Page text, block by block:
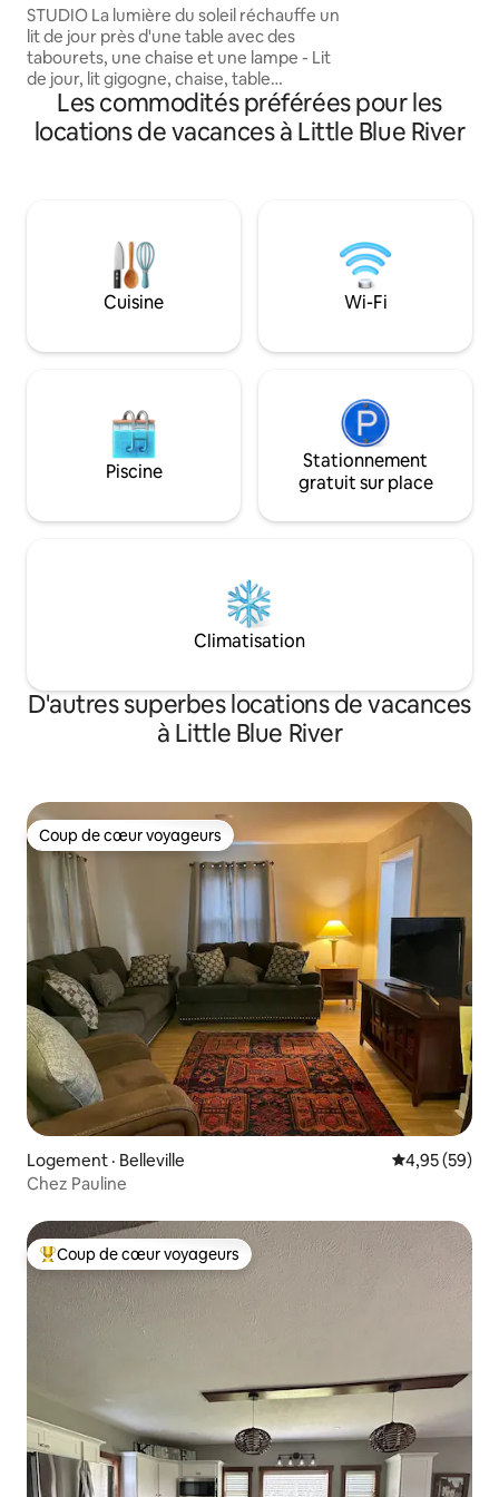
Loft parfait pour les enfants
STUDIO La lumière du soleil réchauffe un
lit de jour près d'une table avec des
tabourets, une chaise et une lampe - Lit
de jour, lit gigogne, chaise, table
d'appoint et lampe, table avec tabourets
KITCHENETTE Un réfrigérateur, des
bières de café et un micro-ondes
ventilateur bourdonne doucement. -
Deux lits jumeaux, ventilateur portable
SALLE DE BAIN Compact avec douche,
toilette et serviettes calmes à portée de
gants de toilette
autocaravanes
sont également
avez une.
Les commodités préférées pour les
locations de vacances à Little Blue River
Cuisine Wi-Fi
Piscine
Stationnement
gratuit sur place
Climatisation
D'autres superbes locations de vacances
à Little Blue River
Coup de cœur voyageurs
Coup de cœur voyageurs
Logement · Belleville Note
4,95 (59)
Chez Pauline
Coup de cœur voyageurs parmi les plus aimés
Coup de cœur voyageurs